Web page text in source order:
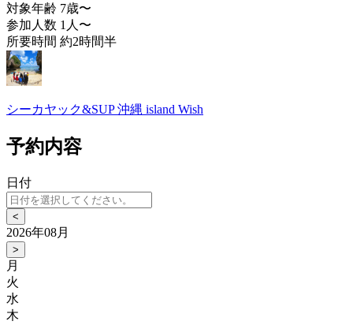
対象年齢 7歳〜
参加人数 1人〜
所要時間 約2時間半
シーカヤック&SUP 沖縄 island Wish
予約内容
日付
<
2026年08月
>
月
火
水
木